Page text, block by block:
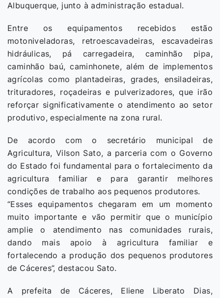
Albuquerque, junto à administração estadual.
Entre os equipamentos recebidos estão
motoniveladoras, retroescavadeiras, escavadeiras
hidráulicas, pá carregadeira, caminhão pipa,
caminhão baú, caminhonete, além de implementos
agrícolas como plantadeiras, grades, ensiladeiras,
trituradores, roçadeiras e pulverizadores, que irão
reforçar significativamente o atendimento ao setor
produtivo, especialmente na zona rural.
De acordo com o secretário municipal de
Agricultura, Vilson Sato, a parceria com o Governo
do Estado foi fundamental para o fortalecimento da
agricultura familiar e para garantir melhores
condições de trabalho aos pequenos produtores.
“Esses equipamentos chegaram em um momento
muito importante e vão permitir que o município
amplie o atendimento nas comunidades rurais,
dando mais apoio à agricultura familiar e
fortalecendo a produção dos pequenos produtores
de Cáceres”, destacou Sato.
A prefeita de Cáceres, Eliene Liberato Dias,